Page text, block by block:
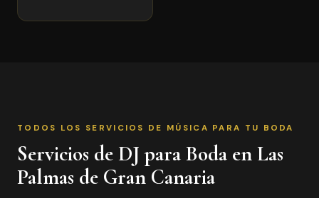
TODOS LOS SERVICIOS DE MÚSICA PARA TU BODA
Servicios de DJ para Boda en Las
Palmas de Gran Canaria